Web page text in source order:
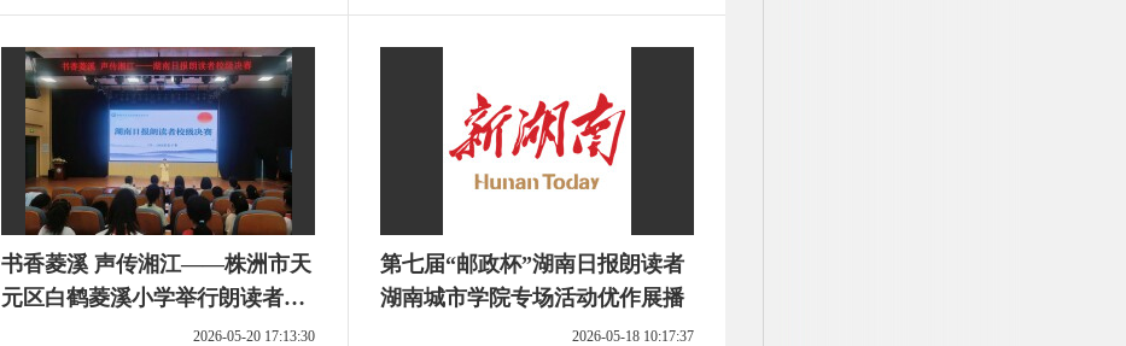
书香菱溪 声传湘江——株洲市天
元区白鹤菱溪小学举行朗读者校
2026-05-20 17:13:30
第七届“邮政杯”湖南日报朗读者
湖南城市学院专场活动优作展播
2026-05-18 10:17:37